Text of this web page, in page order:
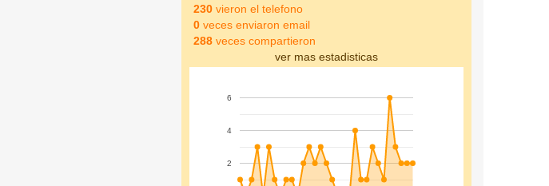
230vieron el telefono
0veces enviaron email
288veces compartieron
ver mas estadisticas
2
4
6